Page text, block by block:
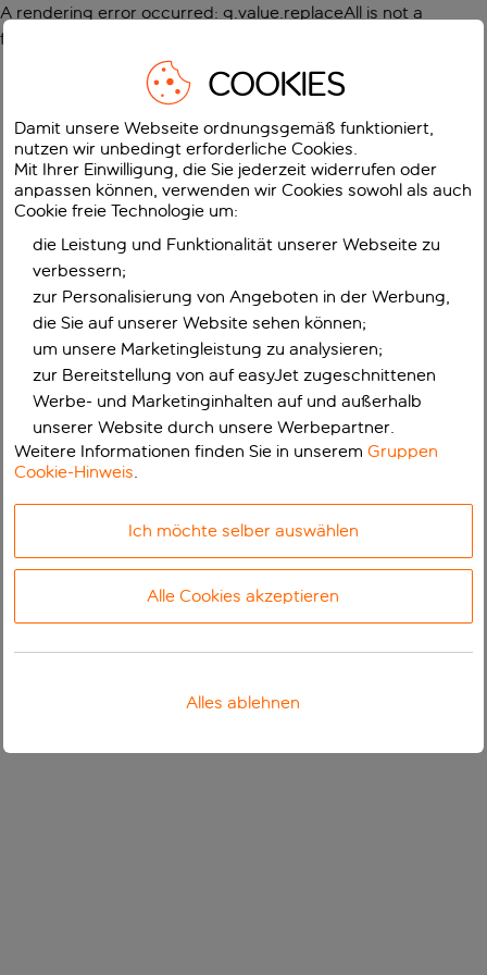
A rendering error occurred: g.value.replaceAll is not a
function
COOKIES
Damit unsere Webseite ordnungsgemäß funktioniert,
nutzen wir unbedingt erforderliche Cookies.
Mit Ihrer Einwilligung, die Sie jederzeit widerrufen oder
anpassen können, verwenden wir Cookies sowohl als auch
Cookie freie Technologie um:
die Leistung und Funktionalität unserer Webseite zu
verbessern;
zur Personalisierung von Angeboten in der Werbung,
die Sie auf unserer Website sehen können;
um unsere Marketingleistung zu analysieren;
zur Bereitstellung von auf easyJet zugeschnittenen
Werbe- und Marketinginhalten auf und außerhalb
unserer Website durch unsere Werbepartner.
Weitere Informationen finden Sie in unseremGruppen
Cookie-Hinweis.
Ich möchte selber auswählen
Alle Cookies akzeptieren
Alles ablehnen